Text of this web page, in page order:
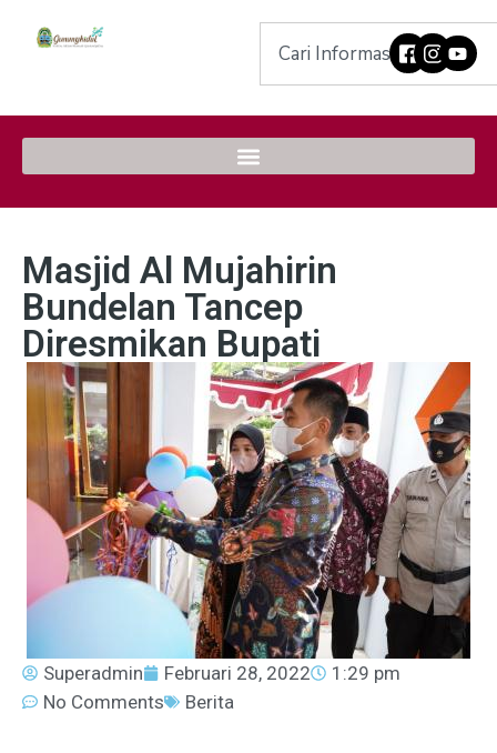
Masjid Al Mujahirin
Bundelan Tancep
Diresmikan Bupati
Superadmin Februari 28, 2022
1:29 pm
No Comments
Berita